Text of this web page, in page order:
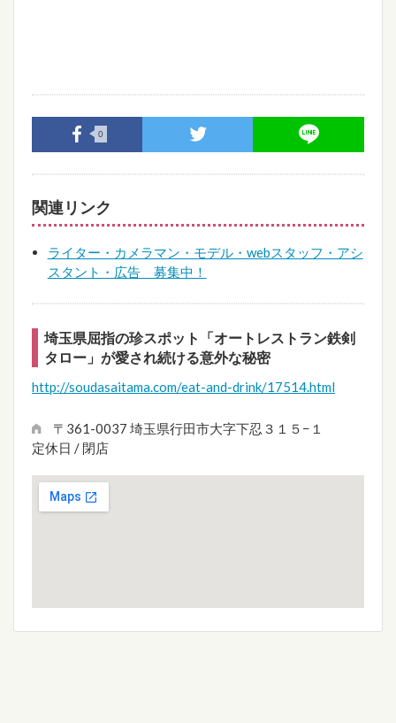
0
関連リンク
ライター・カメラマン・モデル・webスタッフ・アシ
スタント・広告 募集中！
埼玉県屈指の珍スポット「オートレストラン鉄剣
タロー」が愛され続ける意外な秘密
http://soudasaitama.com/eat-and-drink/17514.html
〒361-0037 埼玉県行田市大字下忍３１５−１
定休日 / 閉店